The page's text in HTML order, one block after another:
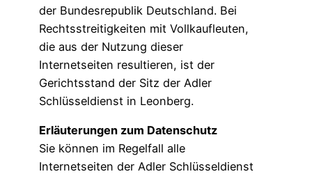
der Bundesrepublik Deutschland. Bei
Rechtsstreitigkeiten mit Vollkaufleuten,
die aus der Nutzung dieser
Internetseiten resultieren, ist der
Gerichtsstand der Sitz der Adler
Schlüsseldienst in Leonberg.
Erläuterungen zum Datenschutz
Sie können im Regelfall alle
Internetseiten der Adler Schlüsseldienst